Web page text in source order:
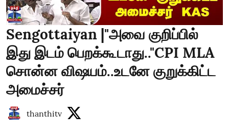
Sengottaiyan |"அவை குறிப்பில்
இது இடம் பெறக்கூடாது.."CPI MLA
சொன்ன விஷயம்..உடனே குறுக்கிட்ட
அமைச்சர்
thanthitv